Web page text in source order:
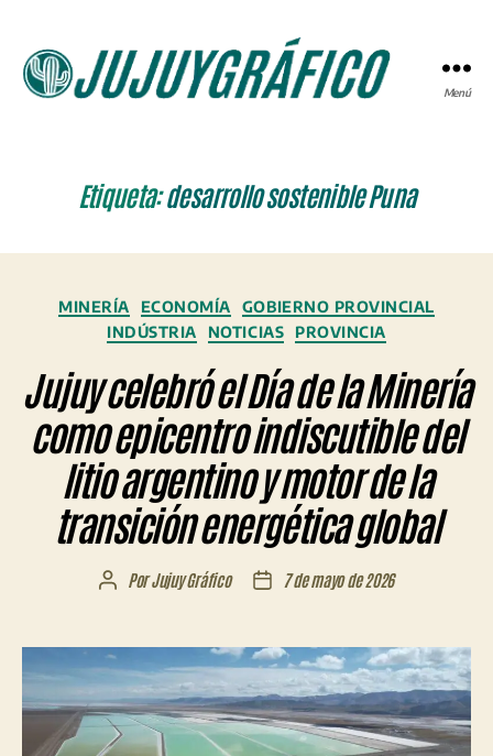
Menú
Etiqueta:desarrollo sostenible Puna
Categorías
MINERÍA ECONOMÍA
GOBIERNO PROVINCIAL
INDÚSTRIA
NOTICIAS PROVINCIA
Jujuy celebró el Día de la Minería
como epicentro indiscutible del
litio argentino y motor de la
transición energética global
Autor
entrada
PorJujuy Gráfico
Fecha
entrada
7 de mayo de 2026